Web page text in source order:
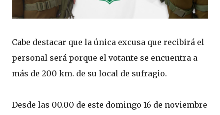
Cabe destacar que la única excusa que recibirá el
personal será porque el votante se encuentra a
más de 200 km. de su local de sufragio.
Desde las 00.00 de este domingo 16 de noviembre